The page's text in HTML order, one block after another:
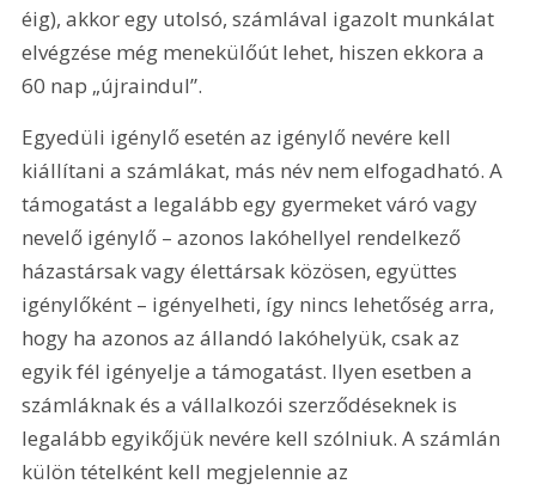
éig), akkor egy utolsó, számlával igazolt munkálat
elvégzése még menekülőút lehet, hiszen ekkora a
60 nap „újraindul”.
Egyedüli igénylő esetén az igénylő nevére kell
kiállítani a számlákat, más név nem elfogadható. A
támogatást a legalább egy gyermeket váró vagy
nevelő igénylő – azonos lakóhellyel rendelkező
házastársak vagy élettársak közösen, együttes
igénylőként – igényelheti, így nincs lehetőség arra,
hogy ha azonos az állandó lakóhelyük, csak az
egyik fél igényelje a támogatást. Ilyen esetben a
számláknak és a vállalkozói szerződéseknek is
legalább egyikőjük nevére kell szólniuk. A számlán
külön tételként kell megjelennie az